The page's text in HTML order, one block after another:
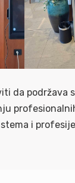
da
i